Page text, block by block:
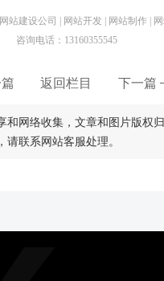
站建设公司 | 网站开发 | 网站制作 |
咨询电话：13160355545
返回栏目 下一篇
网络收集，文章和图片版权
联系网站客服处理。